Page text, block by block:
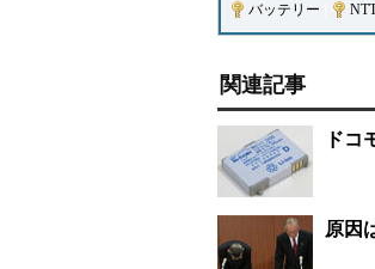
バッテリー
関連記事
ドコ
原因